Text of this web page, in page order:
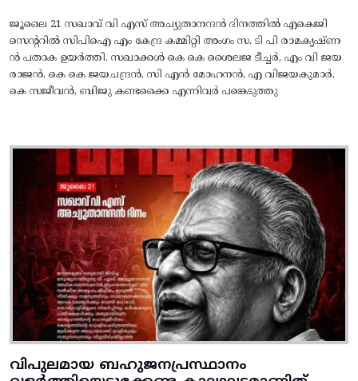
ജൂലൈ 21 സഖാവ് വി എസ് അച്യുതാനന്ദൻ ദിനത്തിൽ എകെജി
സെന്ററിൽ സിപിഐ എം കേന്ദ്ര കമ്മിറ്റി അംഗം സ. ടി പി രാമകൃഷ്‌ണ
ൻ പതാക ഉയർത്തി. സഖാക്കൾ കെ കെ ശൈലജ ടീച്ചർ, എം വി ജയ
രാജൻ, കെ കെ ജയചന്ദ്രൻ, സി എൻ മോഹനൻ, എ വിജയകുമാർ,
കെ സജീവൻ, ബിജു കണ്ടക്കൈ എന്നിവർ പങ്കെടുത്തു
വിപുലമായ ബഹുജനപ്രസ്ഥാനം